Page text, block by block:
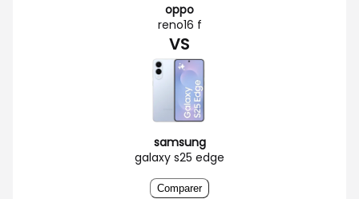
oppo
reno16 f
VS
samsung
galaxy s25 edge
Comparer